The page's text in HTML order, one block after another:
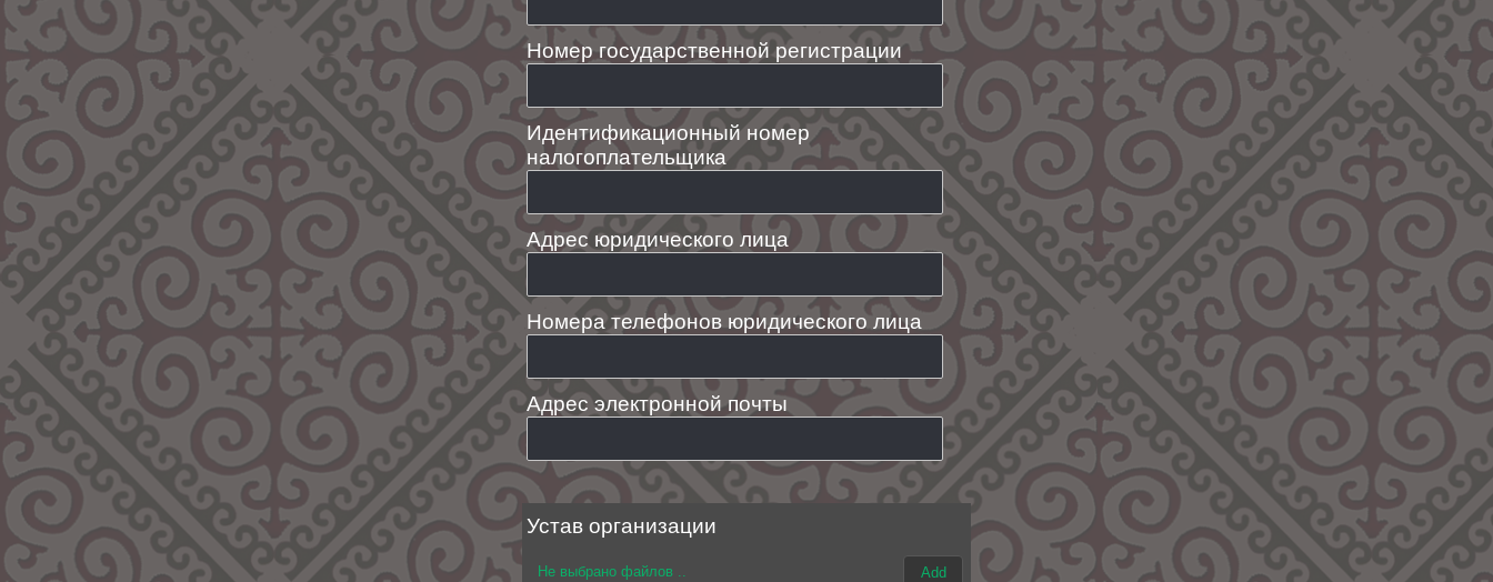
Номер государственной регистрации
Идентификационный номер
налогоплательщика
Адрес юридического лица
Номера телефонов юридического лица
Адрес электронной почты
Устав организации
Не выбрано файлов .. Add